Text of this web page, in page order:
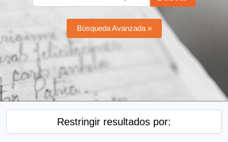
Búsqueda Avanzada »
Restringir resultados por: